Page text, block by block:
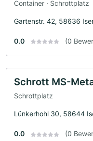
Container · Schrottplatz
Gartenstr. 42, 58636
0.0 (0
Schrott MS-
Schrottplatz
Lünkerhohl 30, 58644
0.0 (0